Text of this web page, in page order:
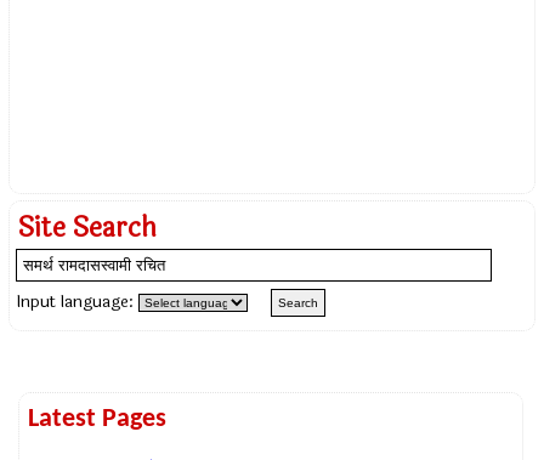
Site Search
Input language:
Latest Pages